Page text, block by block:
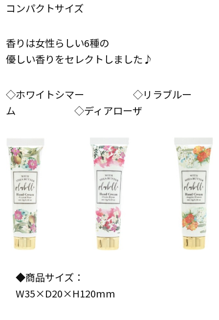
コンパクトサイズ
香りは女性らしい6種の
優しい香りをセレクトしました♪
◇ホワイトシマー ◇リラブルー
ム ◇ディアローザ
◆商品サイズ：
W35×D20×H120mm